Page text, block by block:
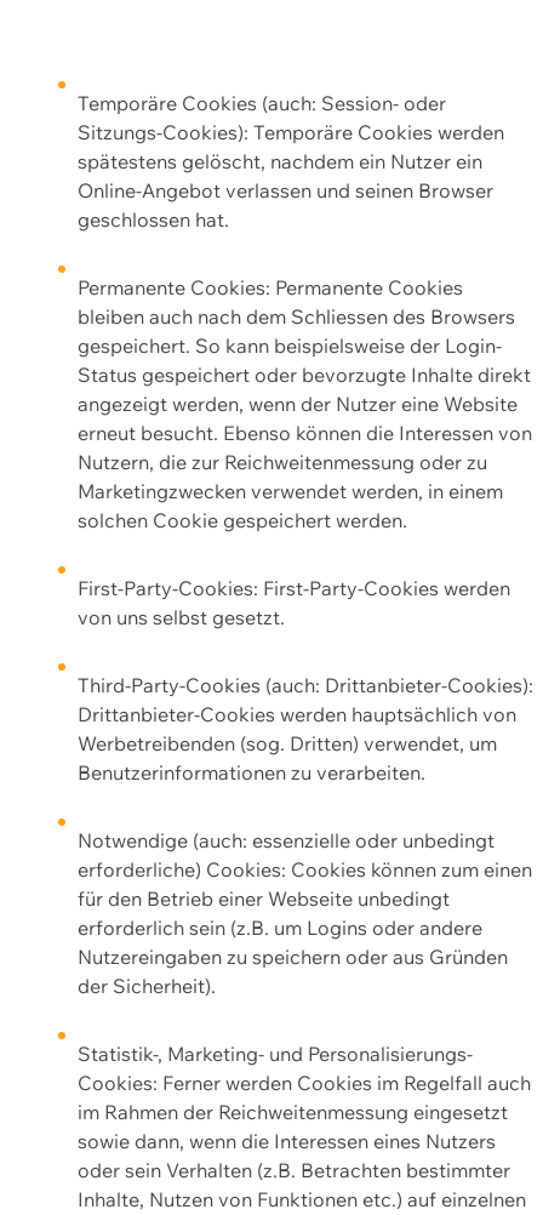
Temporäre Cookies (auch: Session- oder
Sitzungs-Cookies): Temporäre Cookies werden
spätestens gelöscht, nachdem ein Nutzer ein
Online-Angebot verlassen und seinen Browser
geschlossen hat.
Permanente Cookies: Permanente Cookies
bleiben auch nach dem Schliessen des Browsers
gespeichert. So kann beispielsweise der Login-
Status gespeichert oder bevorzugte Inhalte direkt
angezeigt werden, wenn der Nutzer eine Website
erneut besucht. Ebenso können die Interessen von
Nutzern, die zur Reichweitenmessung oder zu
Marketingzwecken verwendet werden, in einem
solchen Cookie gespeichert werden.
First-Party-Cookies: First-Party-Cookies werden
von uns selbst gesetzt.
Third-Party-Cookies (auch: Drittanbieter-Cookies):
Drittanbieter-Cookies werden hauptsächlich von
Werbetreibenden (sog. Dritten) verwendet, um
Benutzerinformationen zu verarbeiten.
Notwendige (auch: essenzielle oder unbedingt
erforderliche) Cookies: Cookies können zum einen
für den Betrieb einer Webseite unbedingt
erforderlich sein (z.B. um Logins oder andere
Nutzereingaben zu speichern oder aus Gründen
der Sicherheit).
Statistik-, Marketing- und Personalisierungs-
Cookies: Ferner werden Cookies im Regelfall auch
im Rahmen der Reichweitenmessung eingesetzt
sowie dann, wenn die Interessen eines Nutzers
oder sein Verhalten (z.B. Betrachten bestimmter
Inhalte, Nutzen von Funktionen etc.) auf einzelnen